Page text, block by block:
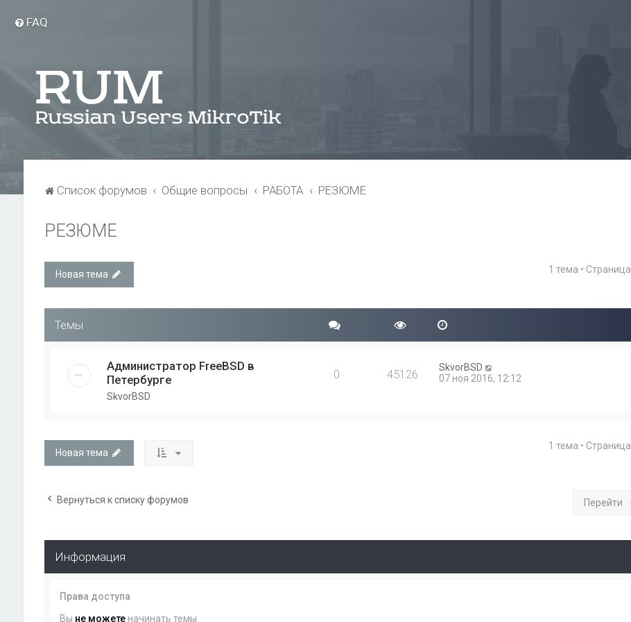
FAQ
Список форумов Общие вопросы РАБОТА РЕЗЮМЕ
РЕЗЮМЕ
Новая тема 1 тема • Страница
Темы
Администратор FreeBSD в
Петербурге
SkvorBSD
0 45126
SkvorBSD
07 ноя 2016, 12:12
Новая тема
1 тема • Страница
Вернуться к списку форумов Перейти
Информация
Права доступа
Вы не можетеначинать темы